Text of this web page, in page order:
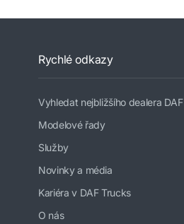
Rychlé odkazy
Vyhledat nejbližšího dealera DAF
Modelové řady
Služby
Novinky a média
Kariéra v DAF Trucks
O nás